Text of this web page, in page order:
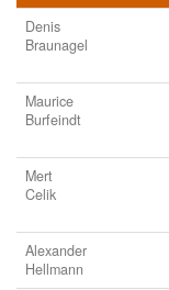
Denis
Braunagel
Maurice
Burfeindt
Mert
Celik
Alexander
Hellmann